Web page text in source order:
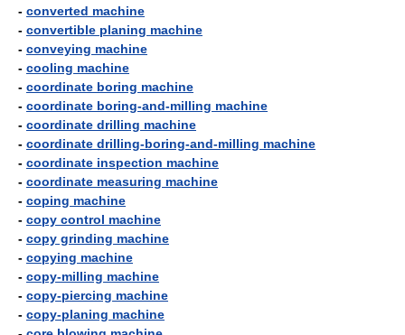
- converted machine
- convertible planing machine
- conveying machine
- cooling machine
- coordinate boring machine
- coordinate boring-and-milling machine
- coordinate drilling machine
- coordinate drilling-boring-and-milling machine
- coordinate inspection machine
- coordinate measuring machine
- coping machine
- copy control machine
- copy grinding machine
- copying machine
- copy-milling machine
- copy-piercing machine
- copy-planing machine